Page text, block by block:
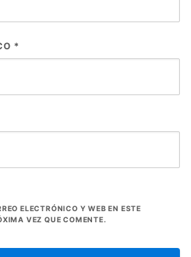
*
ELECTRÓNICO Y WEB EN ESTE
VEZ QUE COMENTE.